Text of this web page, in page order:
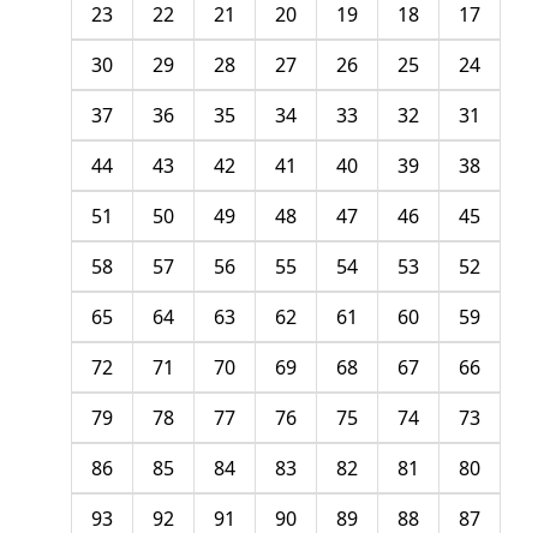
17
18
19
20
21
22
23
24
25
26
27
28
29
30
31
32
33
34
35
36
37
38
39
40
41
42
43
44
45
46
47
48
49
50
51
52
53
54
55
56
57
58
59
60
61
62
63
64
65
66
67
68
69
70
71
72
73
74
75
76
77
78
79
80
81
82
83
84
85
86
87
88
89
90
91
92
93